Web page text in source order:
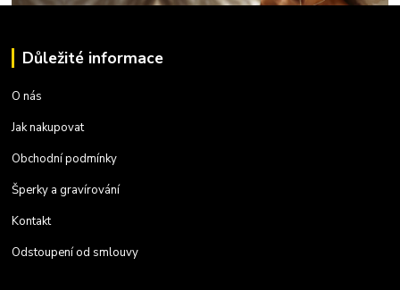
Důležité informace
O nás
Jak nakupovat
Obchodní podmínky
Šperky a gravírování
Kontakt
Odstoupení od smlouvy